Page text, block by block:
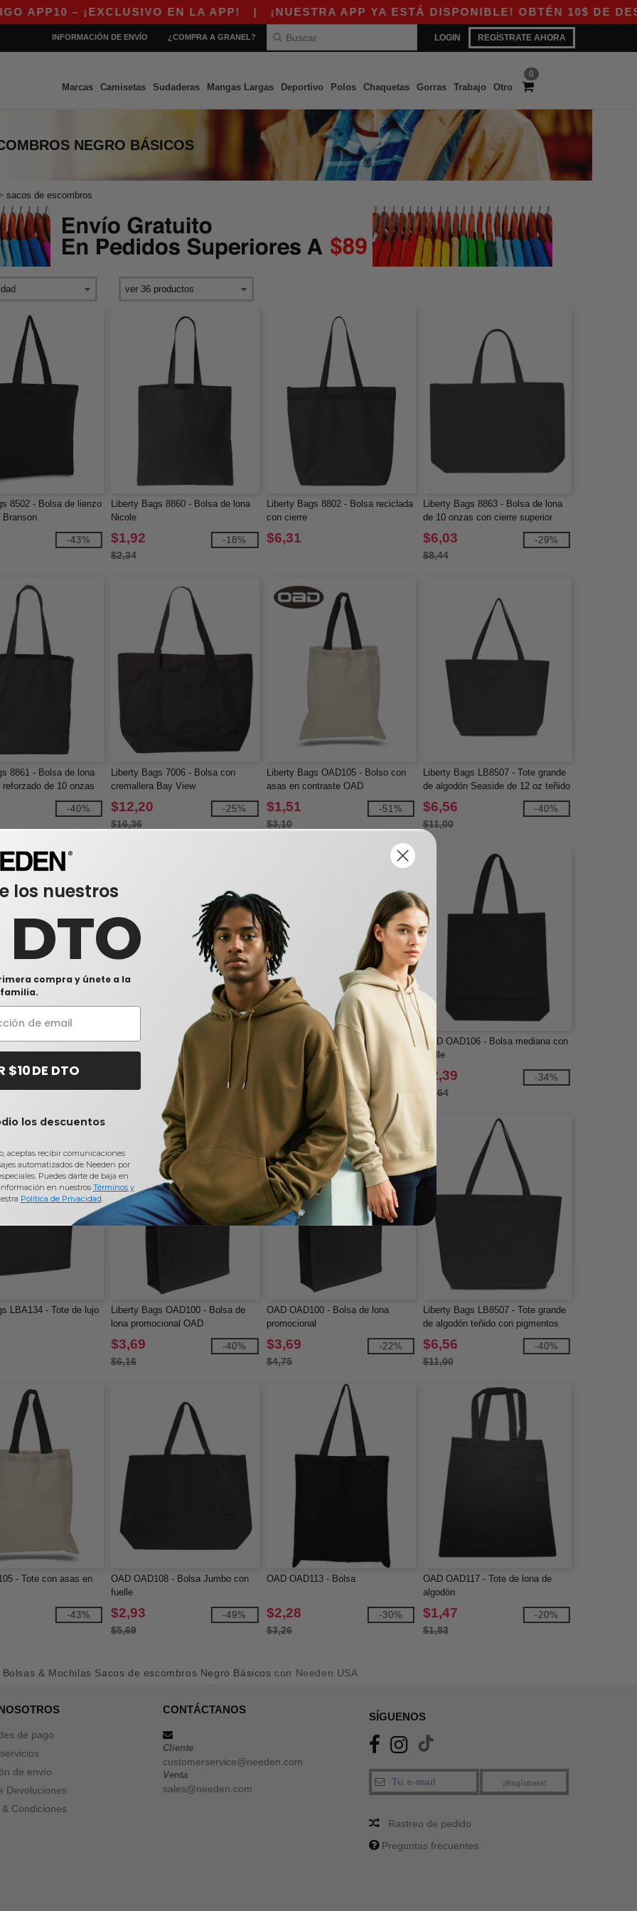
– ¡EXCLUSIVO EN LA APP!|¡NUESTRA APP YA ESTÁ DISPONIBLE! OBTÉN 10$ DE
LOGIN REGÍSTRATE AHORA
INFORMACIÓN DE ENVÍO ¿COMPRA A GRANEL?
0
Marcas Camisetas Sudaderas Mangas Largas Deportivo Polos Chaquetas Gorras Trabajo Otro
NEGRO BÁSICOS
sacos de escombros
8502 - Bolsa de lienzo
Branson
-43%
Liberty Bags 8860 - Bolsa de lona
Nicole
$1,92
$2,34
-18%
Liberty Bags 8802 - Bolsa reciclada
con cierre
$6,31
Liberty Bags 8863 - Bolsa de lona
de 10 onzas con cierre superior
$6,03
$8,44
-29%
8861 - Bolsa de lona
reforzado de 10 onzas
-40%
Liberty Bags 7006 - Bolsa con
cremallera Bay View
$12,20
$16,36
-25%
Liberty Bags OAD105 - Bolso con
asas en contraste OAD
$1,51
$3,10
-51%
Liberty Bags LB8507 - Tote grande
de algodón Seaside de 12 oz teñido
en pigmento
$6,56
$11,00
-40%
OAD106 - Bolsa
12 oz con fuelle
-32%
Liberty Bags OAD108 - Bolso OAD
Jumbo 12 onzas con fuelle
$6,20
-53%
Liberty Bags 3000 - Bolsa de la
compra clásica no tejida
$2,60
OAD OAD106 - Bolsa mediana con
fuelle
$2,39
$3,64
-34%
LBA134 - Tote de lujo
Liberty Bags OAD100 - Bolsa de
lona promocional OAD
$3,69
$6,16
-40%
OAD OAD100 - Bolsa de lona
promocional
$3,69
$4,75
-22%
Liberty Bags LB8507 - Tote grande
de algodón teñido con pigmentos
Seaside
$6,56
$11,00
-40%
- Tote con asas en
-43%
OAD OAD108 - Bolsa Jumbo con
fuelle
$2,93
$5,69
-49%
OAD OAD113 - Bolsa
$2,28
$3,26
-30%
OAD OAD117 - Tote de lona de
algodón
$1,47
$1,83
-20%
Bolsas & Mochilas Sacos de escombros Negro Básicos con Needen USA
de pago
de envío
Devoluciones
Condiciones
CONTÁCTANOS
Cliente
customerservice@needen.com
Venta
sales@needen.com
SÍGUENOS
¡Regístrate!
Rastreo de pedido
Preguntas frecuentes
los nuestros
compra y únete a la
familia.
$10 DE DTO
los descuentos
aceptas recibir comunicaciones
automatizados de Needen por
Puedes darte de baja en
en nuestros Términos y
Política de Privacidad.